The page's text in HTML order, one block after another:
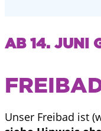
AB 14. JUNI
Unser Freibad ist